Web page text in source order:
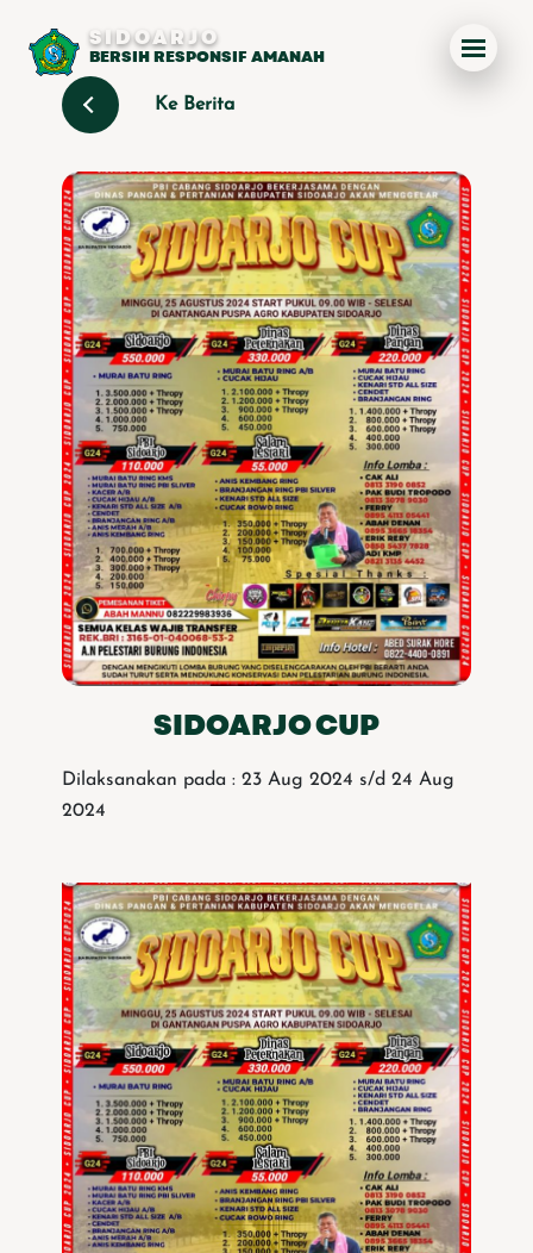
SIDOARJO
BERSIH RESPONSIF AMANAH
Ke Berita
SIDOARJO CUP
Dilaksanakan pada : 23 Aug 2024 s/d 24 Aug
2024